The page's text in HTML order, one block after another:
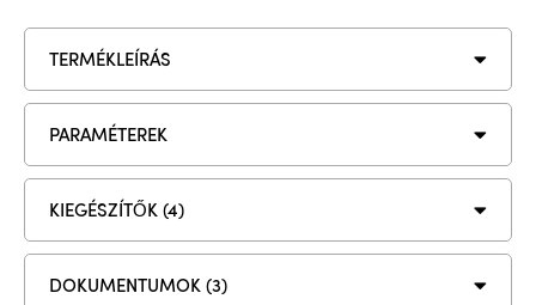
TERMÉKLEÍRÁS
PARAMÉTEREK
KIEGÉSZÍTŐK (4)
DOKUMENTUMOK (3)